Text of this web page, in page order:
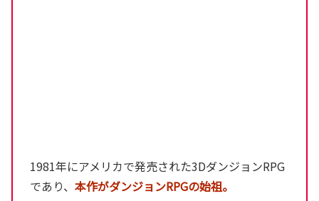
1981年にアメリカで発売された3DダンジョンRPG
であり、 本作がダンジョンRPGの始祖。